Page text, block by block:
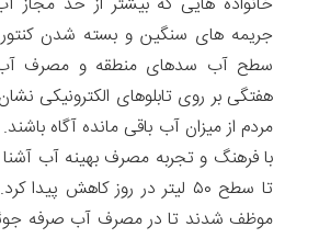
جریمه های سنگین و بسته شدن
سطح آب سدهای منطقه و مصرف
هفتگی بر روی تابلوهای الکترونیکی
با فرهنگ و تجربه مصرف بهینه آب
تا سطح ۵۰ لیتر در روز کاهش
موظف شدند تا در مصرف آب صرفه